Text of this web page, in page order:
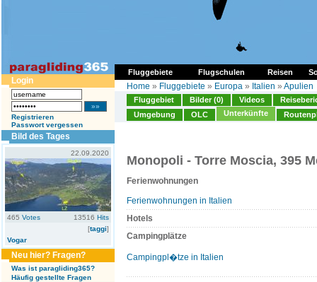
Fluggebiete Flugschulen Reisen
Login
Registrieren
Passwort vergessen
Bild des Tages
22.09.2020
465 Votes 13516 Hits
[taggi]
Vogar
Neu hier? Fragen?
Was ist paragliding365?
Häufig gestellte Fragen
Home » Fluggebiete » Europa » Italien » Apulien
Fluggebiet Bilder (0) Videos
Umgebung
OLC Unterkünfte
Monopoli - Torre Moscia, 395
Ferienwohnungen
Ferienwohnungen in Italien
Hotels
Campingplätze
Campingpl�tze in Italien